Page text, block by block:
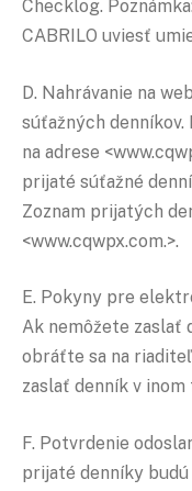
Checklog.
CABRILO uviesť
D. Nahrávanie na
súťažných denníkov.
na adrese
prijaté súťažné
Zoznam prijatých
<www.cqwpx.com.>.
E. Pokyny pre
Ak nemôžete zaslať
obráťte sa na
zaslať denník v
F. Potvrdenie
prijaté denníky